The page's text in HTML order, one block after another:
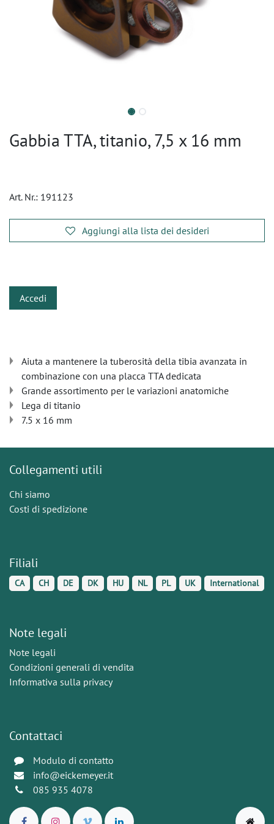
Gabbia TTA, titanio, 7,5 x 16 mm
Art. Nr.: 191123
Aggiungi alla lista dei desideri
Accedi
Aiuta a mantenere la tuberosità della tibia avanzata in
combinazione con una placca TTA dedicata
Grande assortimento per le variazioni anatomiche
Lega di titanio
7.5 x 16 mm
Collegamenti utili
Chi siamo
Costi di spedizione
Filiali
CA CH DE DK HU NL PL UK International
Note legali
Note legali
Condizioni generali di vendita
Informativa sulla privacy
Contattaci
Modulo di contatto
info@eickemeyer.it
085 935 4078